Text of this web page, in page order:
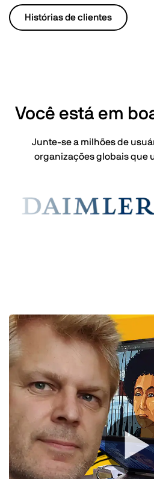
Histórias de clientes
Você está em
Junte-se a milhões de
organizações globais que